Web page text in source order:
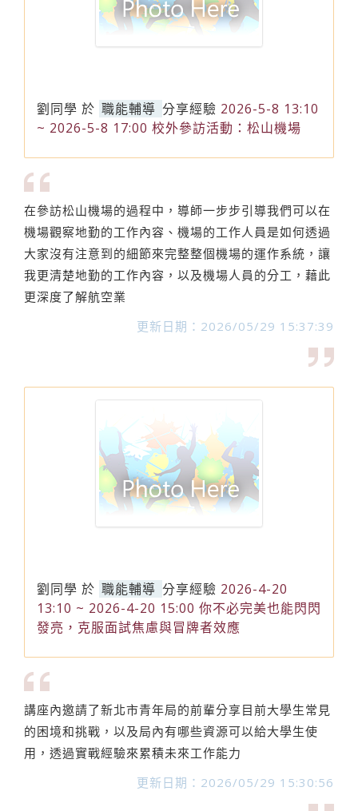
劉同學 於 職能輔導 分享經驗 2026-5-8 13:10
~ 2026-5-8 17:00 校外參訪活動：松山機場
在參訪松山機場的過程中，導師一步步引導我們可以在
機場觀察地勤的工作內容、機場的工作人員是如何透過
大家沒有注意到的細節來完整整個機場的運作系統，讓
我更清楚地勤的工作內容，以及機場人員的分工，藉此
更深度了解航空業
更新日期：2026/05/29 15:37:39
劉同學 於 職能輔導 分享經驗 2026-4-20
13:10 ~ 2026-4-20 15:00 你不必完美也能閃閃
發亮，克服面試焦慮與冒牌者效應
講座內邀請了新北市青年局的前輩分享目前大學生常見
的困境和挑戰，以及局內有哪些資源可以給大學生使
用，透過實戰經驗來累積未來工作能力
更新日期：2026/05/29 15:30:56